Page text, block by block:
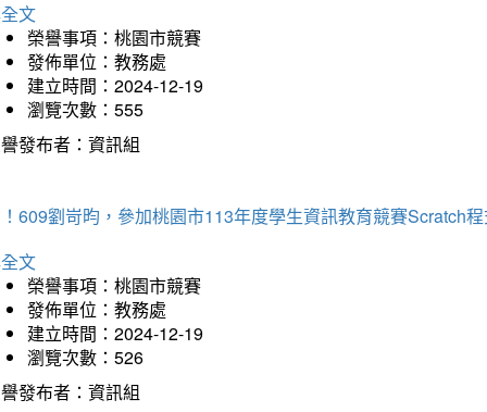
文
榮譽事項：桃園市競賽
發佈單位：教務處
建立時間：2024-12-19
瀏覽次數：555
發布者：資訊組
609劉岢昀，參加桃園市113年度學生資訊教育競賽Scratch
文
榮譽事項：桃園市競賽
發佈單位：教務處
建立時間：2024-12-19
瀏覽次數：526
發布者：資訊組